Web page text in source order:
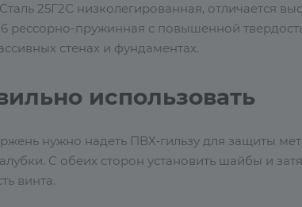
Сталь 25Г2С низколегированная, отличается
рессорно-пружинная с повышенной
стенах и фундаментах.
использовать
нужно надеть ПВХ‑гильзу для защиты
С обеих сторон установить шайбы и
винта.